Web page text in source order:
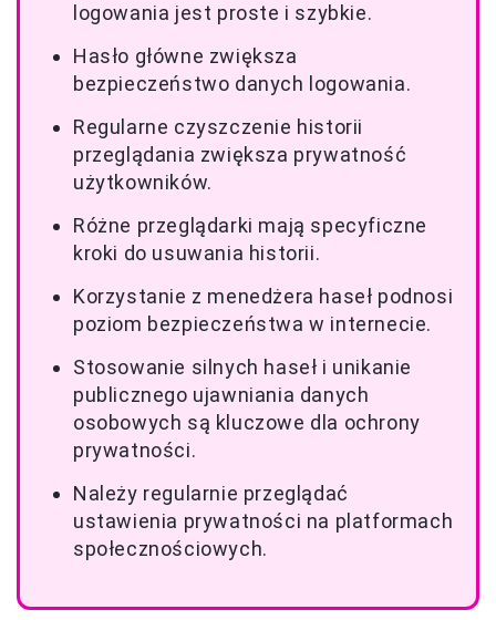
logowania jest proste i szybkie.
Hasło główne zwiększa
bezpieczeństwo danych logowania.
Regularne czyszczenie historii
przeglądania zwiększa prywatność
użytkowników.
Różne przeglądarki mają specyficzne
kroki do usuwania historii.
Korzystanie z menedżera haseł podnosi
poziom bezpieczeństwa w internecie.
Stosowanie silnych haseł i unikanie
publicznego ujawniania danych
osobowych są kluczowe dla ochrony
prywatności.
Należy regularnie przeglądać
ustawienia prywatności na platformach
społecznościowych.